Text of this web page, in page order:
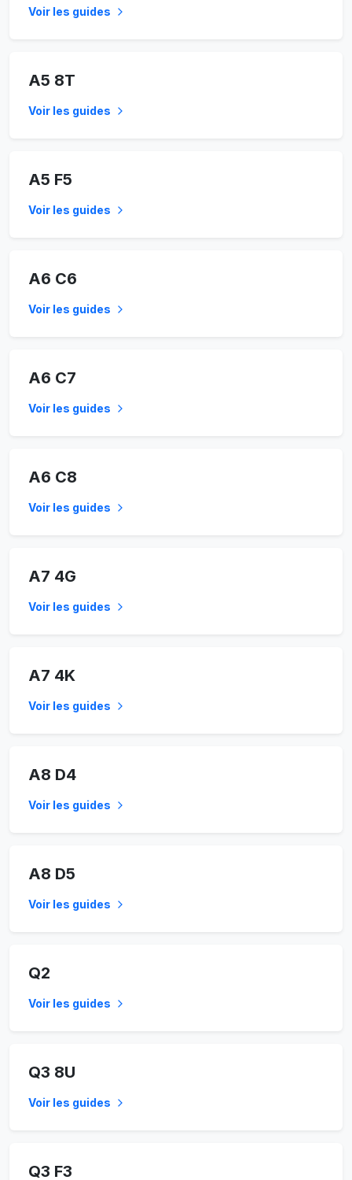
Voir les guides
A5 8T
Voir les guides
A5 F5
Voir les guides
A6 C6
Voir les guides
A6 C7
Voir les guides
A6 C8
Voir les guides
A7 4G
Voir les guides
A7 4K
Voir les guides
A8 D4
Voir les guides
A8 D5
Voir les guides
Q2
Voir les guides
Q3 8U
Voir les guides
Q3 F3